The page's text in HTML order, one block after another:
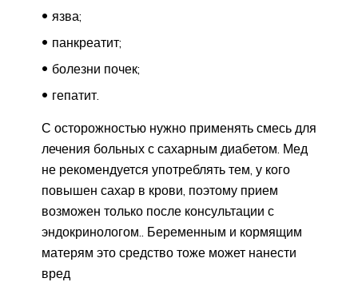
язва;
панкреатит;
болезни почек;
гепатит.
С осторожностью нужно применять смесь для
лечения больных с сахарным диабетом. Мед
не рекомендуется употреблять тем, у кого
повышен сахар в крови, поэтому прием
возможен только после консультации с
эндокринологом.. Беременным и кормящим
матерям это средство тоже может нанести
вред